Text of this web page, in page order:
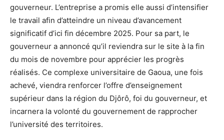
gouverneur. L’entreprise a promis elle aussi d’intensifier
le travail afin d’atteindre un niveau d’avancement
significatif d’ici fin décembre 2025. Pour sa part, le
gouverneur a annoncé qu’il reviendra sur le site à la fin
du mois de novembre pour apprécier les progrès
réalisés. Ce complexe universitaire de Gaoua, une fois
achevé, viendra renforcer l’offre d’enseignement
supérieur dans la région du Djôrô, foi du gouverneur, et
incarnera la volonté du gouvernement de rapprocher
l’université des territoires.